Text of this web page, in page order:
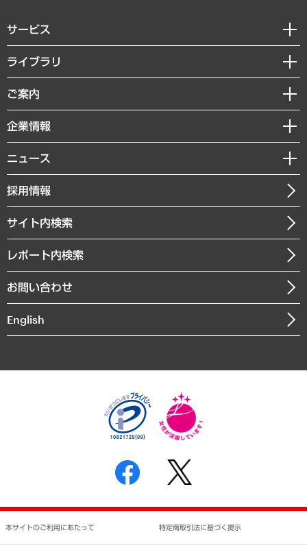
サービス
経営戦略
組織・人事戦略
デジタルイノベーション
共生・ダイバーシティ
GRC（ガバナンス・リスク・コンプライアンス）・防災（政策）
経済・産業・雇用・労働
まちづくり・観光・交通・スポーツ・スマートシティ
自然資源・農林水産業・食料システム
ライブラリ
経済調査
レポート
コラム
経営用語集
受託・受注実績（官公庁関連）
メディア掲載・出演
ご案内
セミナー・イベント情報
MUFGビジネスセミナー
受託案件情報
企業情報
私たちの想い
社長メッセージ
会社概要
沿革
組織図・本部部室紹介
インドネシア現地法人
個人情報保護方針
反社会的勢力に対する基本方針
書面による個人情報の開示等の請求の手続きについて
ニュース
ニュースリリース
お知らせ
採用情報
サイト内検索
レポート内検索
お問い合わせ
English
本サイトのご利用にあたって 特定商取引法に基づく提示